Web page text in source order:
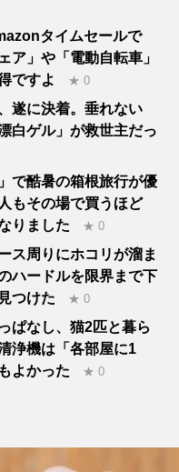
タイムセールで
ア」や「電動自転車」
ですよ
★ 0
遂に決着。垂れない
白ゲル」が救世主だっ
で酷暑の箱根旅行が優
もその場で買うほど
りました
★ 0
ス周りにホコリが溜ま
ハードルを限界まで下
つけた
★ 0
ぱなし、猫2匹と暮ら
浄機は「各部屋に1
よかった
★ 0